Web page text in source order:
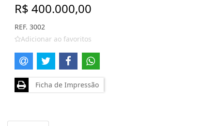
R$ 400.000,00
REF. 3002
Adicionar ao favoritos
Ficha de Impressão